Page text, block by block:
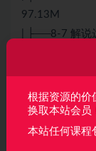
97.13M
| ├──8-7 解说
花字&贴纸
| └──8-9 加餐
└──第9章 知
根据资源的价
换取本站会员
本站任何课程